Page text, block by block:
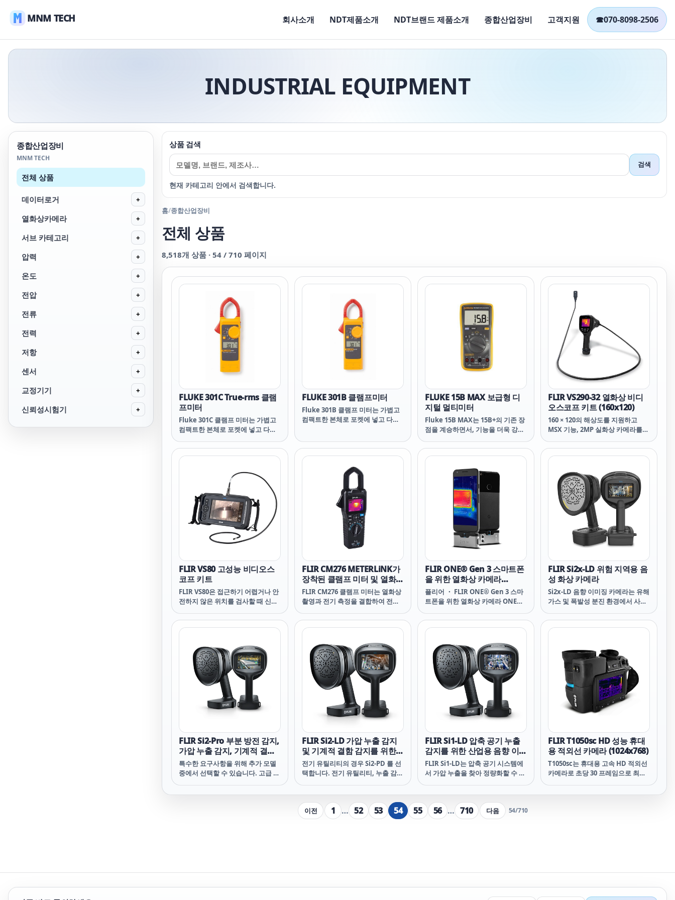
MNM TECH 회사소개 NDT제품소개 NDT브랜드 제품소개 종합산업장비 고객지원 ☎070-8098-2506
INDUSTRIAL EQUIPMENT
종합산업장비
MNM TECH
전체 상품
데이터로거 +
열화상카메라 +
서브 카테고리 +
압력 +
온도 +
전압 +
전류 +
전력 +
저항 +
센서 +
교정기기 +
신뢰성시험기 +
상품 검색
검색
현재 카테고리 안에서 검색합니다.
홈/종합산업장비
전체 상품
8,518개 상품 · 54 / 710 페이지
FLUKE 301C True-rms 클램
프미터
Fluke 301C 클램프 미터는 가볍고
컴팩트한 본체로 포켓에 넣고 다닐
은 조밀한 와이어 사이를 쉽게 측정
할 수 있습니다. Fluke 301C는 전
및 전류), 커패시턴스, 다이오드 등
을 테스트합니다. 이를 통해 더 많은
테스트 요구 사항을 처리할 수 있습
니다. True-rms 기능을 사용하면
주파수 변조 신호와 같은 비선형 신
호를 보다 정확하게 테스트할 수 있
FLUKE 301B 클램프미터
Fluke 301B 클램프 미터는 가볍고
컴팩트한 본체로 포켓에 넣고 다닐
습니다. Fluke 301B는 전류, 전압,
저항, 연속성(도통), 주파수(전압 및
전류), 커패시턴스 및 다이오드 등을
테스트합니다. Fluke 301B로 더 많
은 테스트 요구 사항을 처리할 수 있
FLUKE 15B MAX 보급형 디
지털 멀티미터
Fluke 15B MAX는 15B+의 기존 장
점을 계승하면서, 기능을 더욱 강력
아무 키나 눌러 깨우기, 전기 기술자
뿐만아니라 R&D 연구원에게 필요
한 다양한 테스트 리드를 제공합니
FLIR VS290-32 열화상 비디
오스코프 키트 (160x120)
160 × 120의 해상도를 지원하고
MSX 기능, 2MP 실화상 카메라를
있는 문제도 빠르게 찾아낼 수 있게
도와주는 트루 열화상 기기.
FLIR VS80 고성능 비디오스
코프 키트
FLIR VS80은 접근하기 어렵거나 안
전하지 않은 위치를 검사할 때 신뢰
프입니다. 7개의 고유한 호환 방수
(IP67) 카메라 프로브* 팁을 사용하
을 제공합니다. 옵션으로 160 × 120
열화상 카메라, 2방향 및 4방향 굴절
형 시각 카메라, 25m 배관 스풀, HD
카메라 및 듀얼 HD 카메라 프로브
가 있습니다. 하나 이상의 VS80 비
디오스코프 프로브를 사용하면 산
업 장비 유지보수, HVAC/R, 빌딩 및
카메라 프로브를 작은 구멍과 좁은
공간으로 쉽게 이동하고 7인치 대형
터치스크린 디스플레이에서 선명하
고 생생한 이미지와 비디오를 볼 수
있습니다. 모바일 장치에서 FLIR
FLIR CM276 METERLiNK가
장착된 클램프 미터 및 열화상
카메라 (160x120)
FLIR CM276 클램프 미터는 열화상
촬영과 전기 측정을 결합하여 전기
를 검사하고 문제를 해결합니다.
CM276은 IGM™(적외선 유도 측정)
부하 회로를 식별하는 신뢰할 수 있
는 방법을 제공합니다.
METERLiNK® 앱과의 호환성을 통
해 판독값, 이미지, 비디오를 빠르고
효율적으로 캡처하여 분석, 추세 파
악, 공유할 수 있습니다.
FLIR ONE® Gen 3 스마트폰
을 위한 열화상 카메라
(80x60)
플리어 ・ FLIR ONE® Gen 3 스마
트폰을 위한 열화상 카메라 ONE®
Phones MSX Image
Enhancement Technology
ONE® Gen 3 FLIR 플리어ONE®
Gen 3 ONE® Gen 3 플리어 ONE
Gen 3 FLIR ONE Gen 3 ONE Gen
3 FLIR 플리어ONE Gen 3 ONE
Gen 3 플리어
FLIR Si2x-LD 위험 지역용 음
성 화상 카메라
Si2x-LD 음향 이미징 카메라는 유해
가스 및 폭발성 분진 환경에서 사용
는 가연성 가스 누출을 쉽게 줄여 시
설 내 압축 공기 또는 가스 누출과 관
선할 수 있습니다. 고급 분석 도구를
갖춘 Si2x-LD는 기계적 베어링 문제
와 관련된 비용을 낮추기 위한 강력
한 솔루션을 제공합니다. 위험한 운
영을 위해 설계된 이 제품은 동급 최
고의 성능, 의사 결정 지원, 차량 관
리 기능과 함께 최적의 효율성 및 안
전을 위한 엔터프라이즈 데이터 통
FLIR Si2-Pro 부분 방전 감지,
가압 누출 감지, 기계적 결함
감지를 위한 산업용 음향 이미
징 카메라
특수한 요구사항을 위해 추가 모델
중에서 선택할 수 있습니다. 고급 누
FLIR Si2-LD 가압 누출 감지
및 기계적 결함 감지를 위한
산업용 음향 이미징 카메라
전기 유틸리티의 경우 Si2-PD 를 선
택합니다. 전기 유틸리티, 누출 감지
Si2-Pro 를 선택하십시오. 아래 관련
제품 섹션에서 해당 모델을 확인할
수 있습니다.
FLIR Si1-LD 압축 공기 누출
감지를 위한 산업용 음향 이미
징 카메라
FLIR Si1-LD는 압축 공기 시스템에
서 가압 누출을 찾아 정량화할 수 있
이 카메라는 유지보수, 제조 및 엔지
니어링 전문가가 기존 방식보다 빠
르게 공기 누출을 식별할 수 있도록
지털 이미지에 실시간으로 오버레
이되어 발생하는 손실을 정량화하
FLIR T1050sc HD 성능 휴대
용 적외선 카메라 (1024x768)
T1050sc는 휴대용 고속 HD 적외선
카메라로 초당 30 프레임으로 최대
다.
이전 1 … 52 53 54 55 56 … 710 다음 54/710